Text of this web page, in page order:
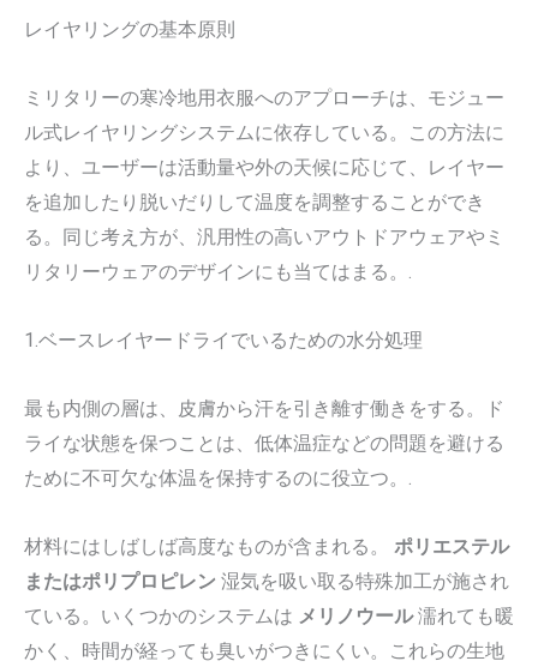
レイヤリングの基本原則
ミリタリーの寒冷地用衣服へのアプローチは、モジュー
ル式レイヤリングシステムに依存している。この方法に
より、ユーザーは活動量や外の天候に応じて、レイヤー
を追加したり脱いだりして温度を調整することができ
る。同じ考え方が、汎用性の高いアウトドアウェアやミ
リタリーウェアのデザインにも当てはまる。.
1.ベースレイヤードライでいるための水分処理
最も内側の層は、皮膚から汗を引き離す働きをする。ド
ライな状態を保つことは、低体温症などの問題を避ける
ために不可欠な体温を保持するのに役立つ。.
材料にはしばしば高度なものが含まれる。 ポリエステル
またはポリプロピレン 湿気を吸い取る特殊加工が施され
ている。いくつかのシステムは メリノウール濡れても暖
かく、時間が経っても臭いがつきにくい。これらの生地